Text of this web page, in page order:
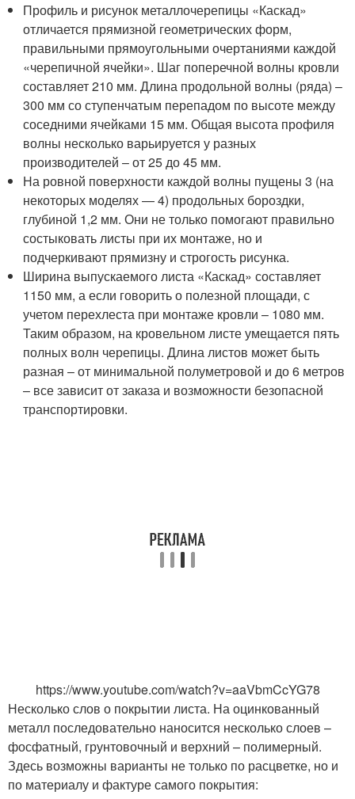
Профиль и рисунок металлочерепицы «Каскад»
отличается прямизной геометрических форм,
правильными прямоугольными очертаниями каждой
«черепичной ячейки». Шаг поперечной волны кровли
составляет 210 мм. Длина продольной волны (ряда) –
300 мм со ступенчатым перепадом по высоте между
соседними ячейками 15 мм. Общая высота профиля
волны несколько варьируется у разных
производителей – от 25 до 45 мм.
На ровной поверхности каждой волны пущены 3 (на
некоторых моделях — 4) продольных бороздки,
глубиной 1,2 мм. Они не только помогают правильно
состыковать листы при их монтаже, но и
подчеркивают прямизну и строгость рисунка.
Ширина выпускаемого листа «Каскад» составляет
1150 мм, а если говорить о полезной площади, с
учетом перехлеста при монтаже кровли – 1080 мм.
Таким образом, на кровельном листе умещается пять
полных волн черепицы. Длина листов может быть
разная – от минимальной полуметровой и до 6 метров
– все зависит от заказа и возможности безопасной
транспортировки.
https://www.youtube.com/watch?v=aaVbmCcYG78
Несколько слов о покрытии листа. На оцинкованный
металл последовательно наносится несколько слоев –
фосфатный, грунтовочный и верхний – полимерный.
Здесь возможны варианты не только по расцветке, но и
по материалу и фактуре самого покрытия: